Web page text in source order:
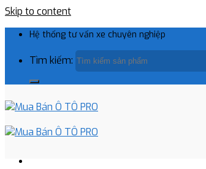
Skip to content
Hệ thống tư vấn xe chuyên nghiệp
Tìm kiếm: